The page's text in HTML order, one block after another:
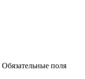
Обязательные поля